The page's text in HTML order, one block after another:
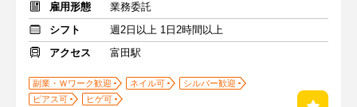
雇用形態
業務委託
シフト
週2日以上 1日2時間以上
アクセス
富田駅
副業・Ｗワーク歓迎 ネイル可
シルバー歓迎
ピアス可
ヒゲ可